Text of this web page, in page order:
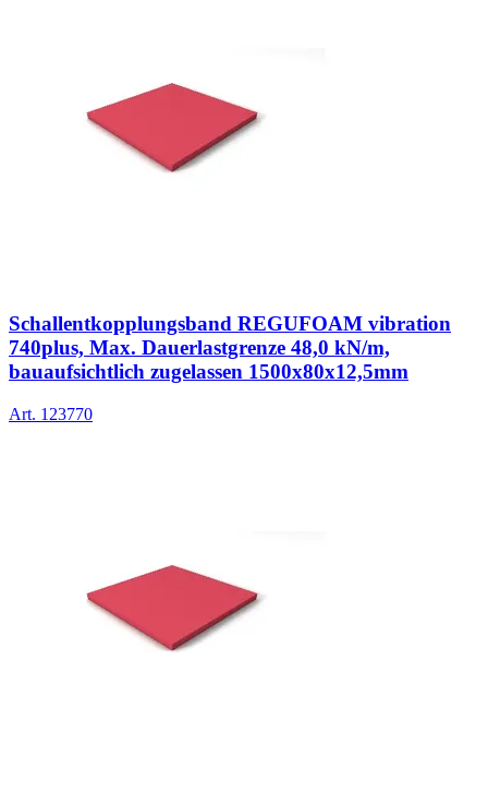
Schallentkopplungsband REGUFOAM vibration
740plus, Max. Dauerlastgrenze 48,0 kN/m,
bauaufsichtlich zugelassen 1500x80x12,5mm
Art. 123770